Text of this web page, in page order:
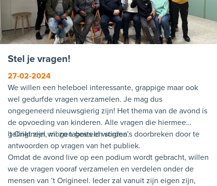
Stel je vragen!
27-02-2024
We willen een heleboel interessante, grappige maar ook
wel gedurfde vragen verzamelen. Je mag dus
ongegeneerd nieuwsgierig zijn! Het thema van de avond is
de opvoeding van kinderen. Alle vragen die hiermee
gelinkt zijn, mogen gesteld worden.
’t Origineel wil zo taboes en stigma’s doorbreken door te
antwoorden op vragen van het publiek.
Omdat de avond live op een podium wordt gebracht, willen
we de vragen vooraf verzamelen en verdelen onder de
mensen van ’t Origineel. Ieder zal vanuit zijn eigen zijn,